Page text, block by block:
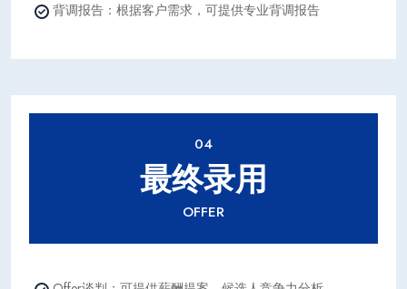
背调报告：根据客户需求，可提供专业背调报告
04
最终录用
OFFER